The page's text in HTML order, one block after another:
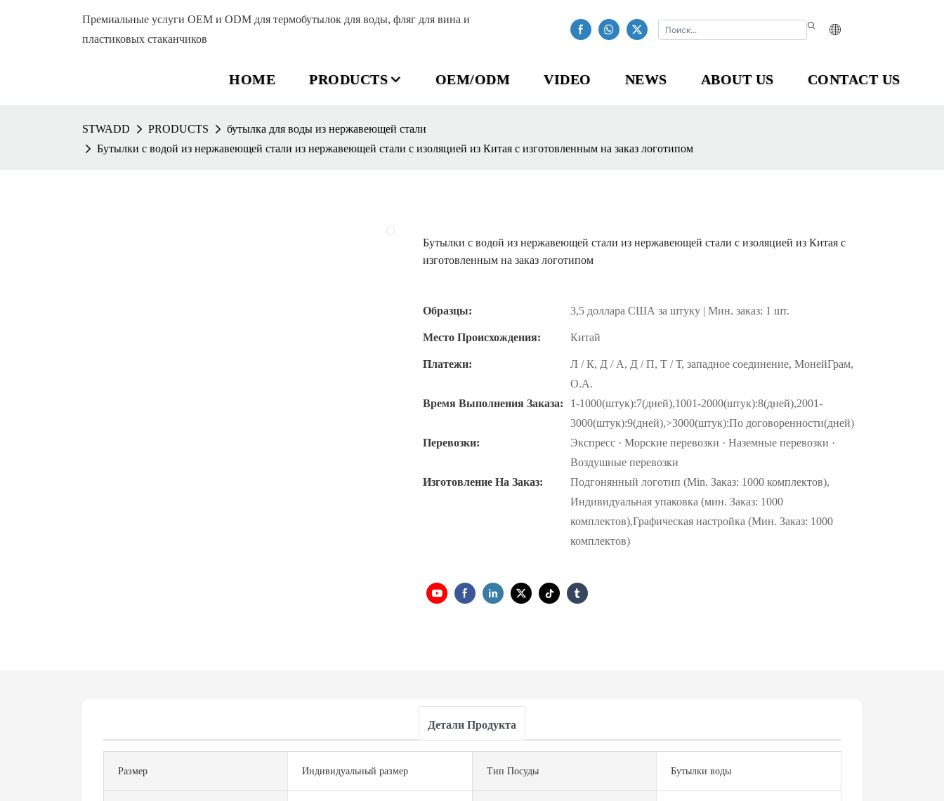
Премиальные услуги OEM и ODM для термобутылок для воды, фляг для вина и
пластиковых стаканчиков
HOME PRODUCTS OEM/ODM VIDEO NEWS ABOUT US CONTACT US
STWADD PRODUCTS
бутылка для воды из нержавеющей стали
Бутылки с водой из нержавеющей стали из нержавеющей стали с изоляцией из Китая с изготовленным на заказ логотипом
Бутылки с водой из нержавеющей стали из нержавеющей стали с изоляцией из Китая с
изготовленным на заказ логотипом
Образцы: 3,5 доллара США за штуку | Мин. заказ: 1 шт.
Место Происхождения: Китай
Платежи:
Л / К, Д / А, Д / П, Т / Т, западное соединение, МонейГрам,
О.А.
Время Выполнения Заказа:
1-1000(штук):7(дней),1001-2000(штук):8(дней),2001-
3000(штук):9(дней),>3000(штук):По договоренности(дней)
Перевозки:
Экспресс · Морские перевозки · Наземные перевозки ·
Воздушные перевозки
Изготовление На Заказ:
Подгонянный логотип (Min. Заказ: 1000 комплектов),
Индивидуальная упаковка (мин. Заказ: 1000
комплектов),Графическая настройка (Мин. Заказ: 1000
комплектов)
Детали Продукта
Размер Индивидуальный размер Тип Посуды Бутылки воды